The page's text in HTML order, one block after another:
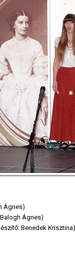
Ágnes)
Ágnes)
Benedek Krisztina)